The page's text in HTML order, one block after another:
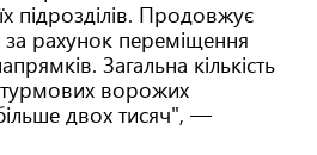
підрозділів. Продовжує
рахунок переміщення
Загальна кількість
ворожих
двох тисяч", —